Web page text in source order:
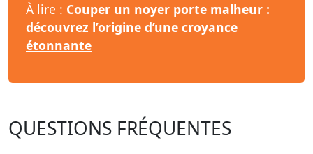
À lire : Couper un noyer porte malheur :
découvrez l’origine d’une croyance
étonnante
QUESTIONS FRÉQUENTES